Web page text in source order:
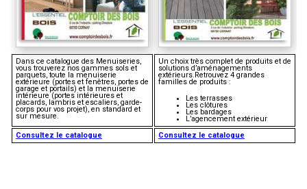
Dans ce catalogue des Menuiseries,
vous trouverez nos gammes sols et
parquets, toute la menuiserie
extérieure (portes et fenêtres, portes de
garage et portails) et la menuiserie
intérieure (portes intérieures et
placards, lambris et escaliers, garde-
corps pour vos projet), en standard et
sur mesure.
Un choix très complet de produits et de
solutions d’aménagements
extérieurs.Retrouvez 4 grandes
familles de produits :
Les terrasses
Les clôtures
Les bardages
L’agencement extérieur
Consultez le catalogue
Consultez le catalogue